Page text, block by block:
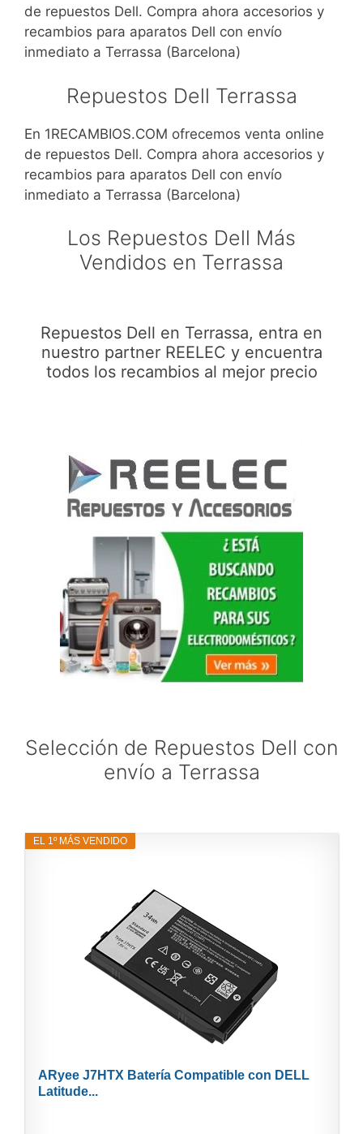
de repuestos Dell. Compra ahora accesorios y
recambios para aparatos Dell con envío
inmediato a Terrassa (Barcelona)
Repuestos Dell Terrassa
En 1RECAMBIOS.COM ofrecemos venta online
de repuestos Dell. Compra ahora accesorios y
recambios para aparatos Dell con envío
inmediato a Terrassa (Barcelona)
Los Repuestos Dell Más
Vendidos en Terrassa
Repuestos Dell en Terrassa, entra en
nuestro partner REELEC y encuentra
todos los recambios al mejor precio
Selección de Repuestos Dell con
envío a Terrassa
EL 1º MÁS VENDIDO
ARyee J7HTX Batería Compatible con DELL
Latitude...